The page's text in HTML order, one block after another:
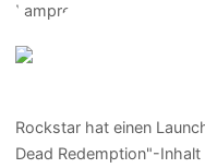
Rockstar hat einen
Dead Redemption"-